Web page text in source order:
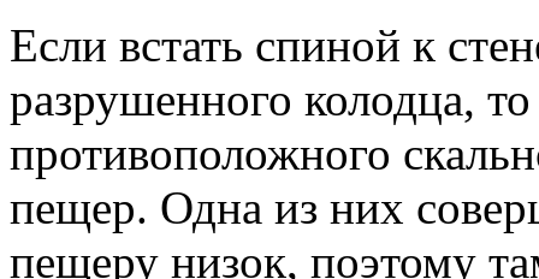
Если встать спиной к
разрушенного колодца,
противоположного
пещер. Одна из них
пещеру низок, поэтому